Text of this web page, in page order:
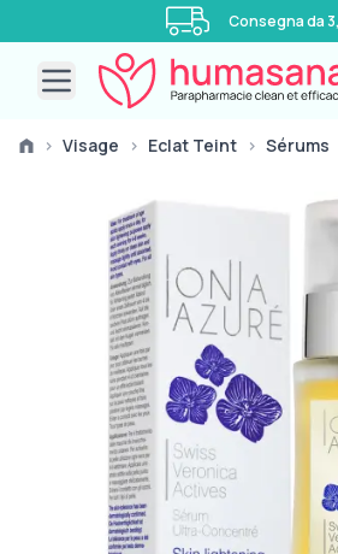
Consegna da
Open main menu
› Visage › Eclat Teint › Sérums